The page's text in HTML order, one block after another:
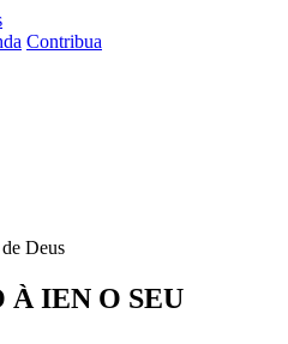
Contribua
Deus
À IEN O SEU